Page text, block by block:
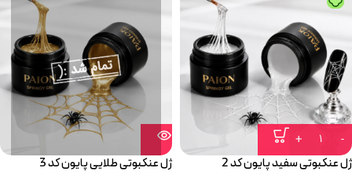
ژل عنکبوتی سفید پایون کد 2
ژل عنکبوتی طلایی پایون کد 3